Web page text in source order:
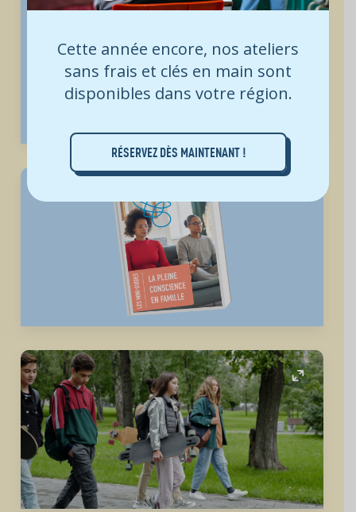
Cette année encore, nos ateliers
sans frais et clés en main sont
disponibles dans votre région.
RÉSERVEZ DÈS MAINTENANT !